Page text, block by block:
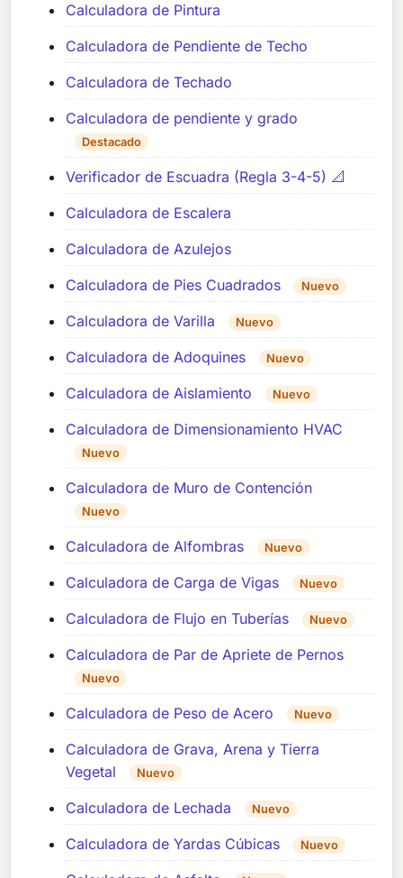
Calculadora de Pintura
Calculadora de Pendiente de Techo
Calculadora de Techado
Calculadora de pendiente y grado
Destacado
Verificador de Escuadra (Regla 3-4-5) 📐
Calculadora de Escalera
Calculadora de Azulejos
Calculadora de Pies Cuadrados
Nuevo
Calculadora de Varilla Nuevo
Calculadora de Adoquines Nuevo
Calculadora de Aislamiento Nuevo
Calculadora de Dimensionamiento HVAC
Nuevo
Calculadora de Muro de Contención
Nuevo
Calculadora de Alfombras Nuevo
Calculadora de Carga de Vigas Nuevo
Calculadora de Flujo en Tuberías Nuevo
Calculadora de Par de Apriete de Pernos
Nuevo
Calculadora de Peso de Acero Nuevo
Calculadora de Grava, Arena y Tierra
Vegetal
Nuevo
Calculadora de Lechada Nuevo
Calculadora de Yardas Cúbicas Nuevo